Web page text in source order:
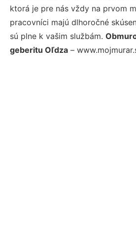
ktorá je pre nás vždy na prvom
pracovníci majú dlhoročné
sú plne k vašim službám.
geberitu Oľdza –